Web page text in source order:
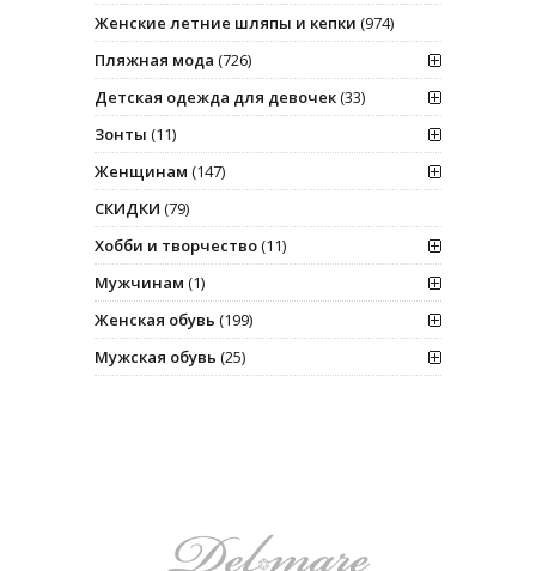
Женские летние шляпы и кепки (974)
Пляжная мода (726)
Детская одежда для девочек(33)
Зонты (11)
Женщинам (147)
СКИДКИ (79)
Хобби и творчество(11)
Мужчинам (1)
Женская обувь (199)
Мужская обувь (25)